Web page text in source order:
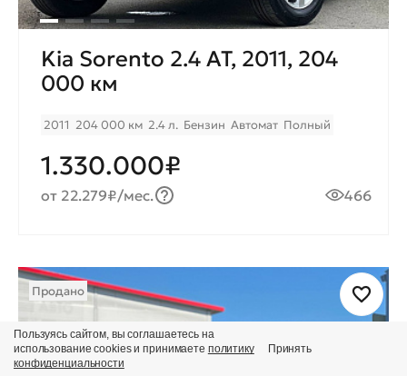
Kia Sorento 2.4 AT, 2011, 204
000 км
2011 204 000 км 2.4 л. Бензин Автомат Полный
1.330.000₽
от 22.279₽/мес. 466
Продано
Пользуясь сайтом, вы соглашаетесь на
использование cookies и принимаете политику
конфиденциальности
Принять